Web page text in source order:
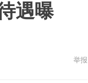
遇曝
举报